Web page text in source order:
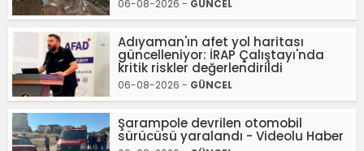
06-08-2026 - GÜNCEL
Adıyaman'ın afet yol haritası
güncelleniyor: İRAP Çalıştayı'nda
kritik riskler değerlendirildi
06-08-2026 - GÜNCEL
Şarampole devrilen otomobil
sürücüsü yaralandı - Videolu Haber